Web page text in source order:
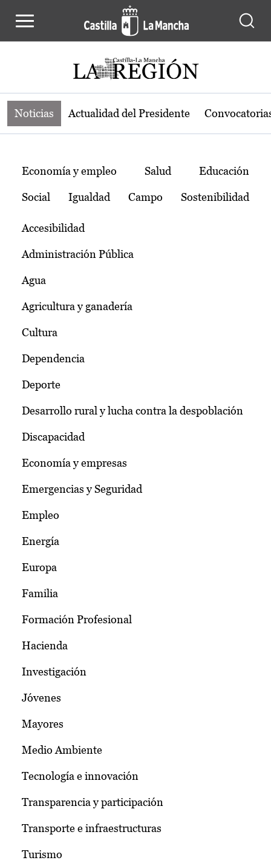
Noticias de la región de Castilla-La
Noticias Actualidad del Presidente
Temas
Economía y empleo Salud Educación
Social Igualdad Campo Sostenibilidad
Accesibilidad
Administración Pública
Agua
Agricultura y ganadería
Cultura
Dependencia
Deporte
Desarrollo rural y lucha contra la despoblación
Discapacidad
Economía y empresas
Emergencias y Seguridad
Empleo
Energía
Europa
Familia
Formación Profesional
Hacienda
Investigación
Jóvenes
Mayores
Medio Ambiente
Tecnología e innovación
Transparencia y participación
Transporte e infraestructuras
Turismo